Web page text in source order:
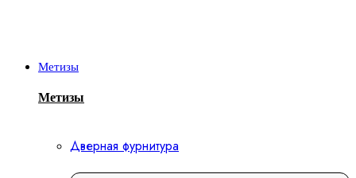
Метизы
Метизы
Дверная фурнитура